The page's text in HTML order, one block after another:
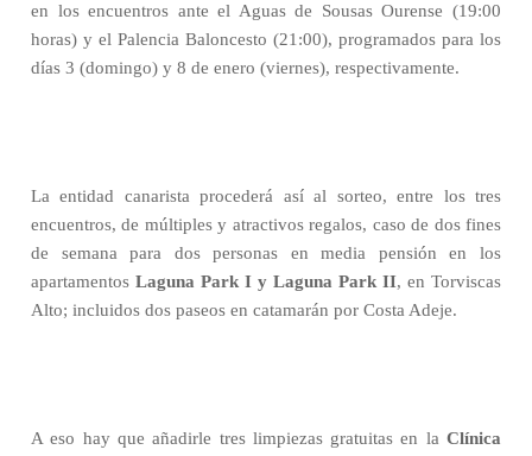
en los encuentros ante el Aguas de Sousas Ourense (19:00
horas) y el Palencia Baloncesto (21:00), programados para los
días 3 (domingo) y 8 de enero (viernes), respectivamente.
La entidad canarista procederá así al sorteo, entre los tres
encuentros, de múltiples y atractivos regalos, caso de dos fines
de semana para dos personas en media pensión en los
apartamentos Laguna Park I y Laguna Park II, en Torviscas
Alto; incluidos dos paseos en catamarán por Costa Adeje.
A eso hay que añadirle tres limpiezas gratuitas en la Clínica